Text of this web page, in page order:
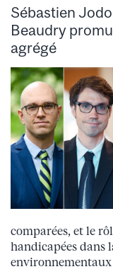
Sébastien
Beaudry
agrégé
comparées, et le
handicapées dans
environnementaux